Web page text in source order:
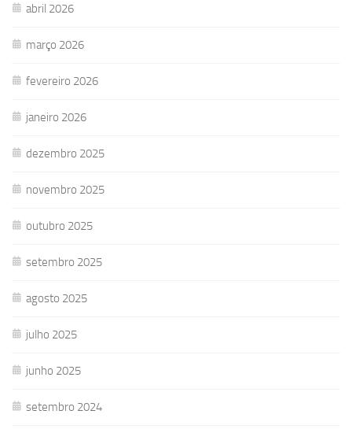
abril 2026
março 2026
fevereiro 2026
janeiro 2026
dezembro 2025
novembro 2025
outubro 2025
setembro 2025
agosto 2025
julho 2025
junho 2025
setembro 2024